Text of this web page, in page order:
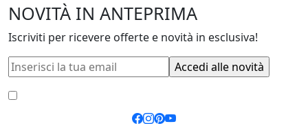
NOVITÀ IN ANTEPRIMA
Iscriviti per ricevere offerte e novità in esclusiva!